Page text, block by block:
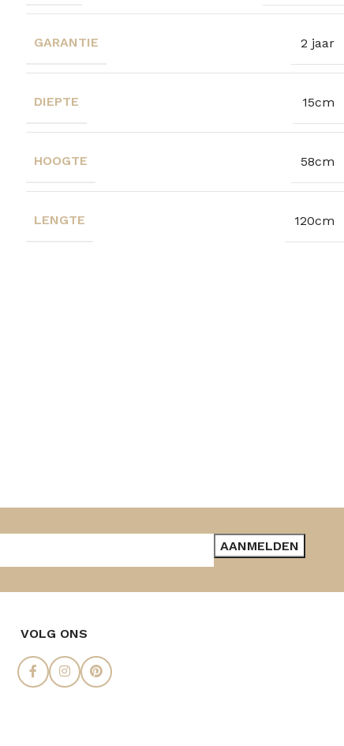
GARANTIE 2 jaar
DIEPTE 15cm
HOOGTE 58cm
LENGTE 120cm
VOLG ONS